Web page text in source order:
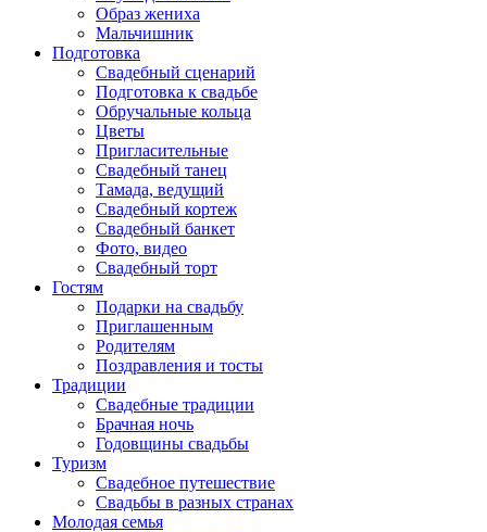
Образ жениха
Мальчишник
Подготовка
Свадебный сценарий
Подготовка к свадьбе
Обручальные кольца
Цветы
Пригласительные
Свадебный танец
Тамада, ведущий
Свадебный кортеж
Свадебный банкет
Фото, видео
Свадебный торт
Гостям
Подарки на свадьбу
Приглашенным
Родителям
Поздравления и тосты
Традиции
Свадебные традиции
Брачная ночь
Годовщины свадьбы
Туризм
Свадебное путешествие
Свадьбы в разных странах
Молодая семья